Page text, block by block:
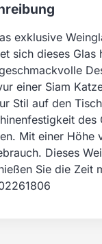
exklusive
sich dieses Glas
einer Siam
Stil auf den
des
Mit einer Höhe
Dieses
Sie die Zeit